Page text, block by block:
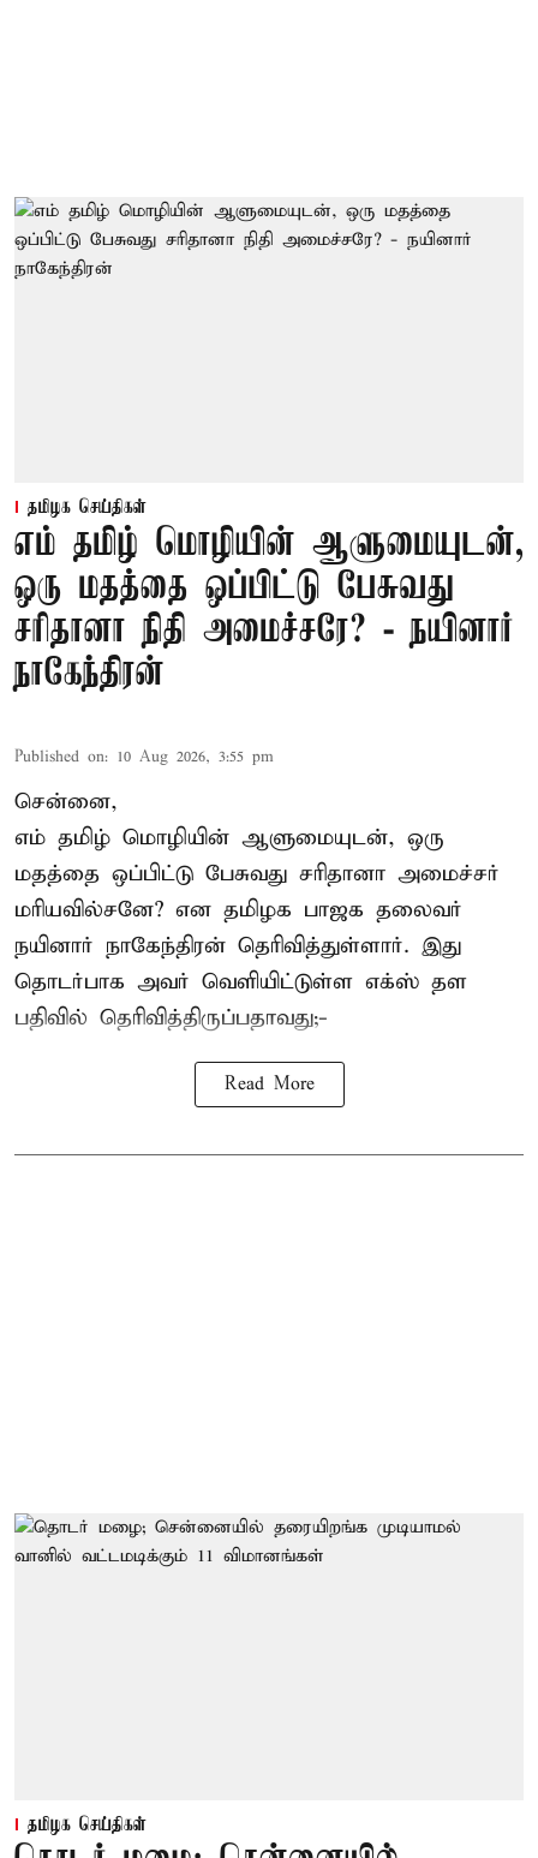
தமிழக செய்திகள்
எம் தமிழ் மொழியின் ஆளுமையுடன்,
ஒரு மதத்தை ஒப்பிட்டு பேசுவது
சரிதானா நிதி அமைச்சரே? - நயினார்
நாகேந்திரன்
Published on: 10 Aug 2026, 3:55 pm
சென்னை,
எம் தமிழ் மொழியின் ஆளுமையுடன், ஒரு
மதத்தை ஒப்பிட்டு பேசுவது சரிதானா அமைச்சர்
மரியவில்சனே? என தமிழக பாஜக தலைவர்
நயினார் நாகேந்திரன் தெரிவித்துள்ளார். இது
தொடர்பாக அவர் வெளியிட்டுள்ள எக்ஸ் தள
பதிவில் தெரிவித்திருப்பதாவது;-
Read More
தமிழக செய்திகள்